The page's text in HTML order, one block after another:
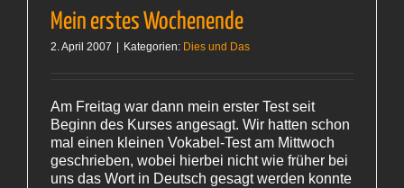
Mein erstes Wochenende
2. April 2007 Kategorien: Dies und Das
Am Freitag war dann mein erster Test seit
Beginn des Kurses angesagt. Wir hatten schon
mal einen kleinen Vokabel-Test am Mittwoch
geschrieben, wobei hierbei nicht wie früher bei
uns das Wort in Deutsch gesagt werden konnte